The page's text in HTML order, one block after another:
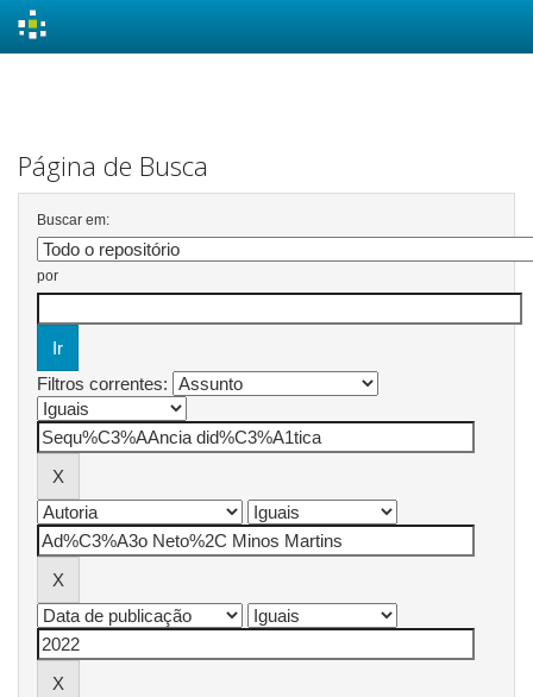
Página de Busca
Buscar em:
por
Filtros correntes: